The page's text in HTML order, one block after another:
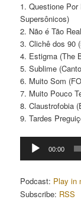
1. Questione
Supersônicos)
2. Não é Tão
3. Clichê dos 90
4. Estigma (The
5. Sublime
6. Muito Som
7. Muito Pouco
8. Claustrofobia
9. Tardes
Tocador
00:00
Podcast: Play in
Subscribe: RSS